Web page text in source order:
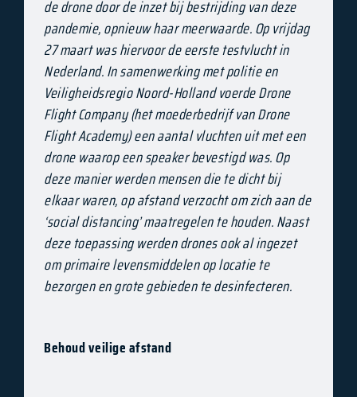
de drone door de inzet bij bestrijding van deze
pandemie, opnieuw haar meerwaarde. Op vrijdag
27 maart was hiervoor de eerste testvlucht in
Nederland. In samenwerking met politie en
Veiligheidsregio Noord-Holland voerde Drone
Flight Company (het moederbedrijf van Drone
Flight Academy) een aantal vluchten uit met een
drone waarop een speaker bevestigd was. Op
deze manier werden mensen die te dicht bij
elkaar waren, op afstand verzocht om zich aan de
‘social distancing’ maatregelen te houden. Naast
deze toepassing werden drones ook al ingezet
om primaire levensmiddelen op locatie te
bezorgen en grote gebieden te desinfecteren.
Behoud veilige afstand